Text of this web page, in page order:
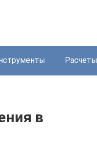
Расчеты
в